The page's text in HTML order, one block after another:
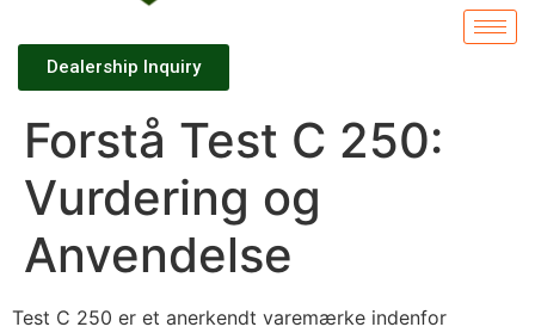
Dealership Inquiry
Forstå Test C 250:
Vurdering og
Anvendelse
Test C 250 er et anerkendt varemærke indenfor